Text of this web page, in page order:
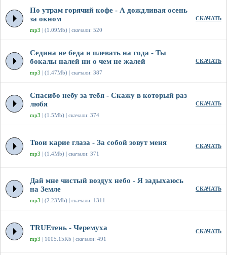
По утрам горячий кофе - А дождливая осень
за окном
mp3 | (1.09Mb) | скачали: 520
СКАЧАТЬ
Седина не беда и плевать на года - Ты
бокалы налей ни о чем не жалей
mp3 | (1.47Mb) | скачали: 387
СКАЧАТЬ
Спасибо небу за тебя - Скажу в который раз
любя
mp3 | (1.5Mb) | скачали: 374
СКАЧАТЬ
Твои карие глаза - За собой зовут меня
mp3 | (1.4Mb) | скачали: 371
СКАЧАТЬ
Дай мне чистый воздух небо - Я задыхаюсь
на Земле
mp3 | (2.23Mb) | скачали: 1311
СКАЧАТЬ
TRUEтень - Черемуха
mp3 | 1005.15Kb | скачали: 491
СКАЧАТЬ